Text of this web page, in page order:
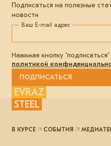
Подписаться на полезные
новости
Ваш E-mail адрес
Нажимая кнопку
политикой
ПОДПИСАТЬСЯ
EVRAZ
STEEL
В КУРСЕ СОБЫТИЯ